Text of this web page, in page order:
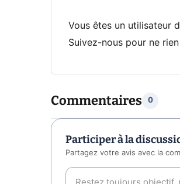
Vous êtes un utilisateur
Suivez-nous pour ne
Commentaires 0
Participer à la
Partagez votre avis avec la